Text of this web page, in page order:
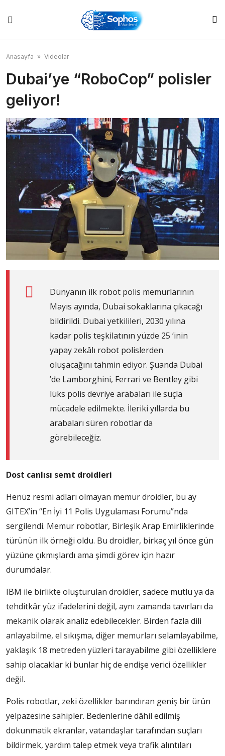
content
Anasayfa » Videolar
Dubai’ye “RoboCop” polisler
geliyor!
Dünyanın ilk robot polis memurlarının
Mayıs ayında, Dubai sokaklarına çıkacağı
bildirildi. Dubai yetkilileri, 2030 yılına
kadar polis teşkilatının yüzde 25 ‘inin
yapay zekâlı robot polislerden
oluşacağını tahmin ediyor. Şuanda Dubai
’de Lamborghini, Ferrari ve Bentley gibi
lüks polis devriye arabaları ile suçla
mücadele edilmekte. İleriki yıllarda bu
arabaları süren robotlar da
görebileceğiz.
Dost canlısı semt droidleri
Henüz resmi adları olmayan memur droidler, bu ay
GITEX’in “En İyi 11 Polis Uygulaması Forumu”nda
sergilendi. Memur robotlar, Birleşik Arap Emirliklerinde
türünün ilk örneği oldu. Bu droidler, birkaç yıl önce gün
yüzüne çıkmışlardı ama şimdi görev için hazır
durumdalar.
IBM ile birlikte oluşturulan droidler, sadece mutlu ya da
tehditkâr yüz ifadelerini değil, aynı zamanda tavırları da
mekanik olarak analiz edebilecekler. Birden fazla dili
anlayabilme, el sıkışma, diğer memurları selamlayabilme,
yaklaşık 18 metreden yüzleri tarayabilme gibi özelliklere
sahip olacaklar ki bunlar hiç de endişe verici özellikler
değil.
Polis robotlar, zeki özellikler barındıran geniş bir ürün
yelpazesine sahipler. Bedenlerine dâhil edilmiş
dokunmatik ekranlar, vatandaşlar tarafından suçları
bildirmek, yardım talep etmek veya trafik alıntıları